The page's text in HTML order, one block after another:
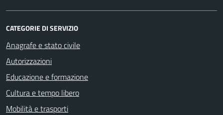
CATEGORIE DI SERVIZIO
Anagrafe e stato civile
Autorizzazioni
Educazione e formazione
Cultura e tempo libero
Mobilità e trasporti